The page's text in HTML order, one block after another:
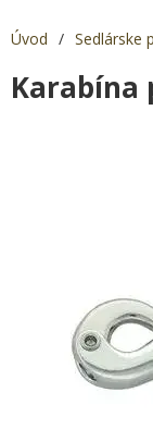
Úvod / Sedlárske
Karabína